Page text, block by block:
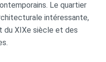
Le quartier
intéressante,
du XIXe siècle et des